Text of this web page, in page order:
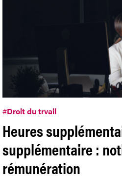
#Droit du trvail
Heures
supplémentaire :
rémunération